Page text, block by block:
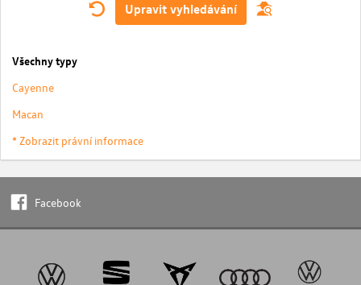
Upravit vyhledávání
Všechny typy
Cayenne
Macan
* Zobrazit právní informace
Facebook